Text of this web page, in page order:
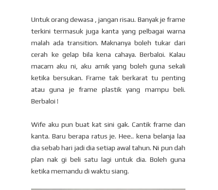
Untuk orang dewasa , jangan risau. Banyak je frame
terkini termasuk juga kanta yang pelbagai warna
malah ada transition. Maknanya boleh tukar dari
cerah ke gelap bila kena cahaya. Berbaloi. Kalau
macam aku ni, aku amik yang boleh guna sekali
ketika bersukan. Frame tak berkarat tu penting
atau guna je frame plastik yang mampu beli.
Berbaloi !
Wife aku pun buat kat sini gak. Cantik frame dan
kanta. Baru berapa ratus je. Hee.. kena belanja laa
dia sebab hari jadi dia setiap awal tahun. Ni pun dah
plan nak gi beli satu lagi untuk dia. Boleh guna
ketika memandu di waktu siang.